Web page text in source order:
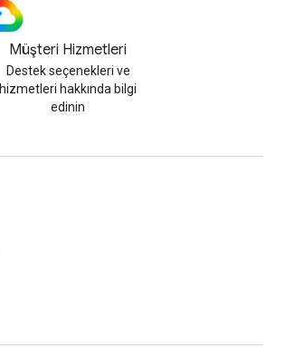
Müşteri Hizmetleri
Destek seçenekleri ve
hizmetleri hakkında bilgi
edinin